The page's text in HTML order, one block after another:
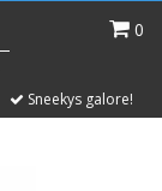
0
Sneekys galore!